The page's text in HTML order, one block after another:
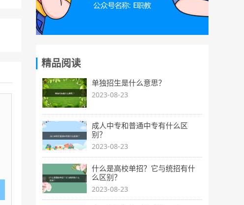
精品阅读
单独招生是什么意思？
2023-08-23
成人中专和普通中专有什么区
别？
2023-08-23
什么是高校单招？它与统招有什
么区别？
2023-08-23